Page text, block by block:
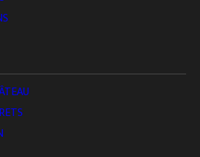
d’expérience immersive
par un prix et blébiscitée de
êtes arrivés au
… il s ‘est arretté ici!